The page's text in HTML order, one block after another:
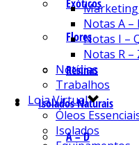
Exóticos
Flores
Resinas
Isolados Naturais
A – D
Notas A –
Notas I –
Notas R –
Notícias
Trabalhos
Loja Virtual
Óleos
Isolados